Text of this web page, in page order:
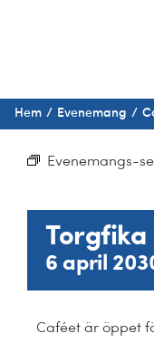
Hem Evenemang
Evenemangs-
Torgfika
6 april
Caféet är öppet